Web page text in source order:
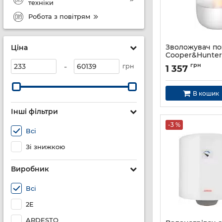
техніки
Робота з повітрям
Ціна
- грн
Інші фільтри
Всі
Зі знижкою
Виробник
Всі
2E
ARDESTO
Зволожувач
25м2, 2л, 250мл/г,
затока, мех.
підсвічування,
вимкнення,
1 357 грн
В кошик
-3 %